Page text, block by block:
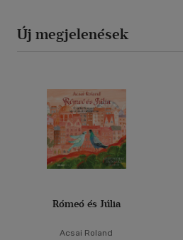
Új megjelenések
Rómeó és Júlia
Acsai Roland